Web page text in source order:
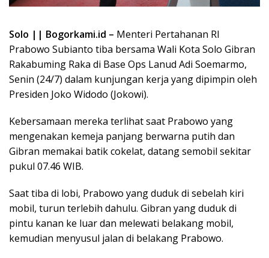
Solo || Bogorkami.id – Menteri Pertahanan RI
Prabowo Subianto tiba bersama Wali Kota Solo Gibran
Rakabuming Raka di Base Ops Lanud Adi Soemarmo,
Senin (24/7) dalam kunjungan kerja yang dipimpin oleh
Presiden Joko Widodo (Jokowi).
Kebersamaan mereka terlihat saat Prabowo yang
mengenakan kemeja panjang berwarna putih dan
Gibran memakai batik cokelat, datang semobil sekitar
pukul 07.46 WIB.
Saat tiba di lobi, Prabowo yang duduk di sebelah kiri
mobil, turun terlebih dahulu. Gibran yang duduk di
pintu kanan ke luar dan melewati belakang mobil,
kemudian menyusul jalan di belakang Prabowo.